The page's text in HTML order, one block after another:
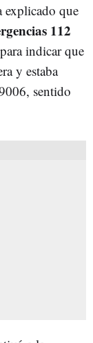
explicado que
112
indicar que
y estaba
sentido